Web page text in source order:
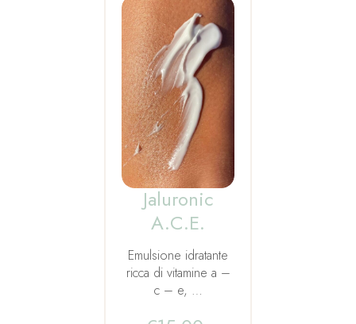
Jaluronic
A.C.E.
Emulsione idratante
ricca di vitamine a –
c – e, …